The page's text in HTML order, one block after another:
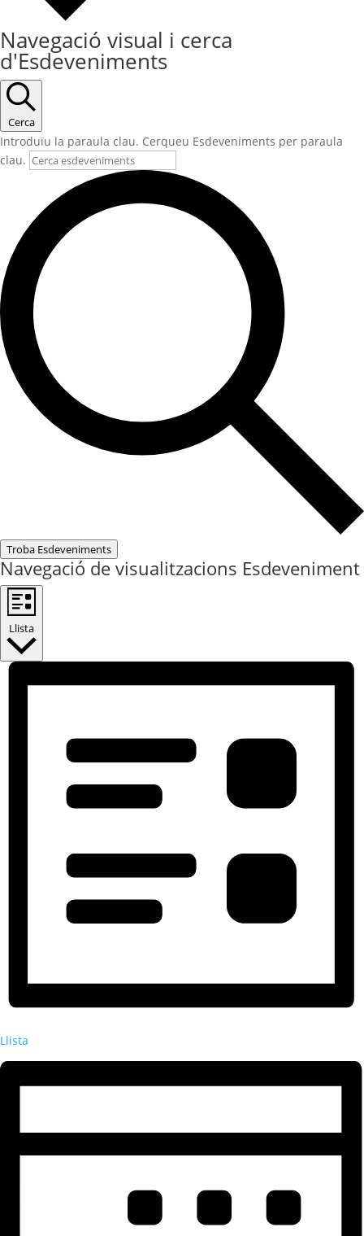
Navegació visual i cerca
d'Esdeveniments
Cerca
Introduïu la paraula clau. Cerqueu Esdeveniments per paraula
clau.
Troba Esdeveniments
Navegació de visualitzacions Esdeveniment
Llista
Llista